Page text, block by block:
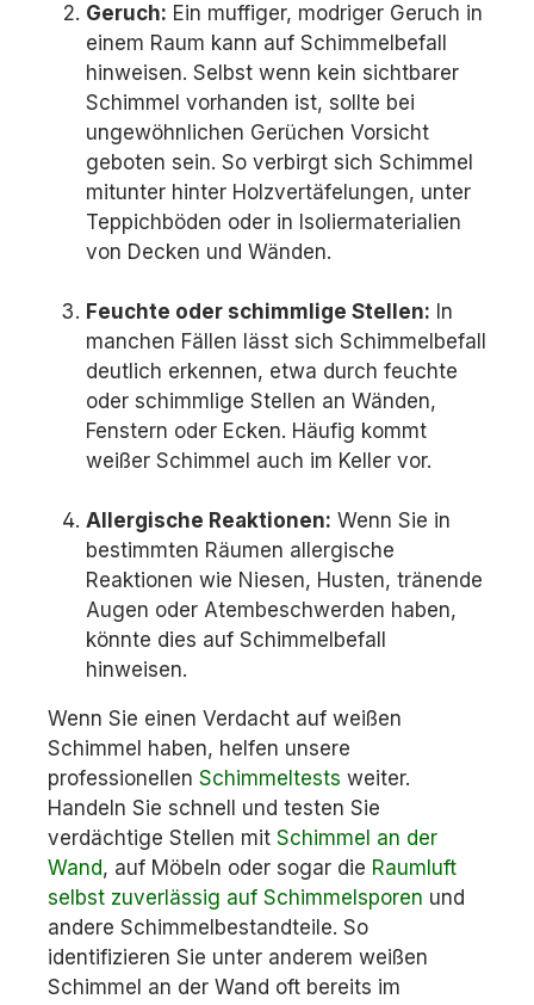
Geruch: Ein muffiger, modriger Geruch in
einem Raum kann auf Schimmelbefall
hinweisen. Selbst wenn kein sichtbarer
Schimmel vorhanden ist, sollte bei
ungewöhnlichen Gerüchen Vorsicht
geboten sein. So verbirgt sich Schimmel
mitunter hinter Holzvertäfelungen, unter
Teppichböden oder in Isoliermaterialien
von Decken und Wänden.
Feuchte oder schimmlige Stellen: In
manchen Fällen lässt sich Schimmelbefall
deutlich erkennen, etwa durch feuchte
oder schimmlige Stellen an Wänden,
Fenstern oder Ecken. Häufig kommt
weißer Schimmel auch im Keller vor.
Allergische Reaktionen: Wenn Sie in
bestimmten Räumen allergische
Reaktionen wie Niesen, Husten, tränende
Augen oder Atembeschwerden haben,
könnte dies auf Schimmelbefall
hinweisen.
Wenn Sie einen Verdacht auf weißen
Schimmel haben, helfen unsere
professionellen Schimmeltests weiter.
Handeln Sie schnell und testen Sie
verdächtige Stellen mit Schimmel an der
Wand, auf Möbeln oder sogar die Raumluft
selbst zuverlässig auf Schimmelsporen und
andere Schimmelbestandteile. So
identifizieren Sie unter anderem weißen
Schimmel an der Wand oft bereits im